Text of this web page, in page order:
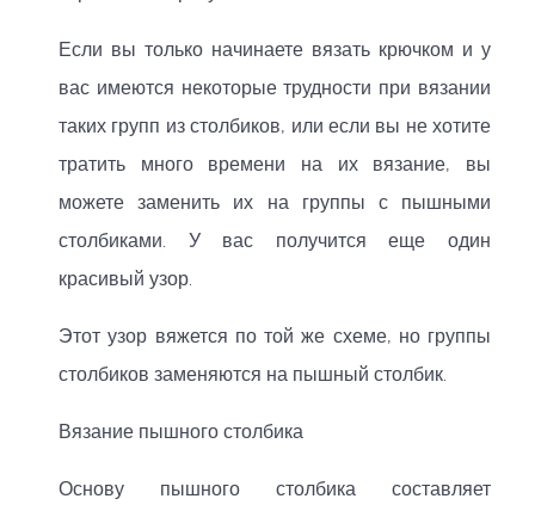
Если вы только начинаете вязать крючком и у
вас имеются некоторые трудности при вязании
таких групп из столбиков, или если вы не хотите
тратить много времени на их вязание, вы
можете заменить их на группы с пышными
столбиками. У вас получится еще один
красивый узор.
Этот узор вяжется по той же схеме, но группы
столбиков заменяются на пышный столбик.
Вязание пышного столбика
Основу пышного столбика составляет